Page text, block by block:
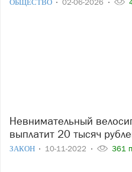
ОБЩЕСТВО 02-06-2026
Невнимательный велосипедист из Череповца
выплатит 20 тысяч
ЗАКОН 10-11-2022 361